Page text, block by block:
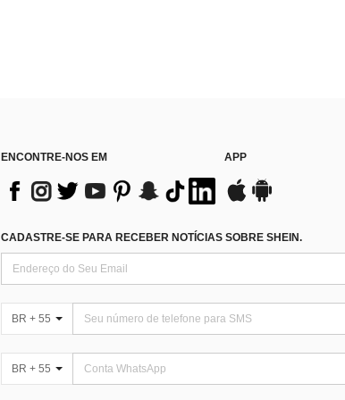
ENCONTRE-NOS EM APP
CADASTRE-SE PARA RECEBER NOTÍCIAS SOBRE SHEIN.
BR + 55
BR + 55